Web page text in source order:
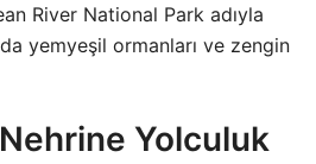
River National Park adıyla
yemyeşil ormanları ve zengin
Nehrine Yolculuk